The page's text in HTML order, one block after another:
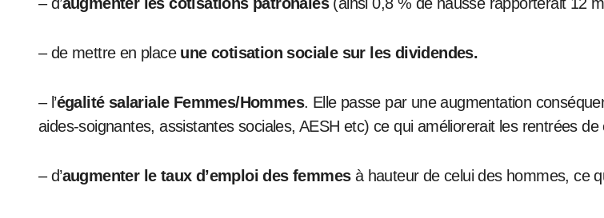
– de mettre en place une cotisation sociale sur les dividendes.
– l’égalité salariale Femmes/Hommes. Elle passe par une augmentation
aides-soignantes, assistantes sociales, AESH etc) ce qui améliorerait les rentrées de
– d’augmenter le taux d’emploi des femmesà hauteur de celui des hommes, ce